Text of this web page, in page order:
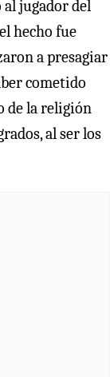
jugador del
hecho fue
a presagiar
cometido
de la religión
al ser los